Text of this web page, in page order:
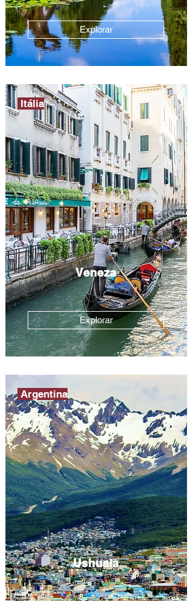
Explorar
Itália
Veneza
Explorar
Argentina
Ushuaia